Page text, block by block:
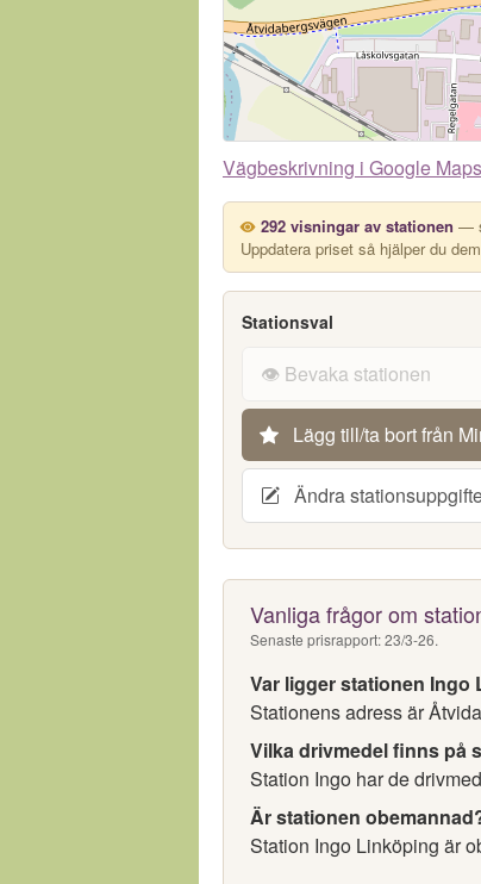
Vägbeskrivning i Google
292 visningar av stationen —
Uppdatera priset så hjälper du
Stationsval
👁️ Bevaka stationen
Lägg till/ta bort från
Ändra
Vanliga frågor om
Senaste prisrapport: 23/3-26.
Var ligger stationen Ingo
Stationens adress är
Vilka drivmedel finns på
Station Ingo har de
Är stationen
Station Ingo Linköping är